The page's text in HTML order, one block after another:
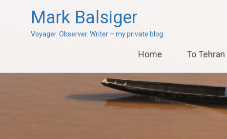
Mark Balsiger
Voyager. Observer. Writer – my private blog.
to
Home To